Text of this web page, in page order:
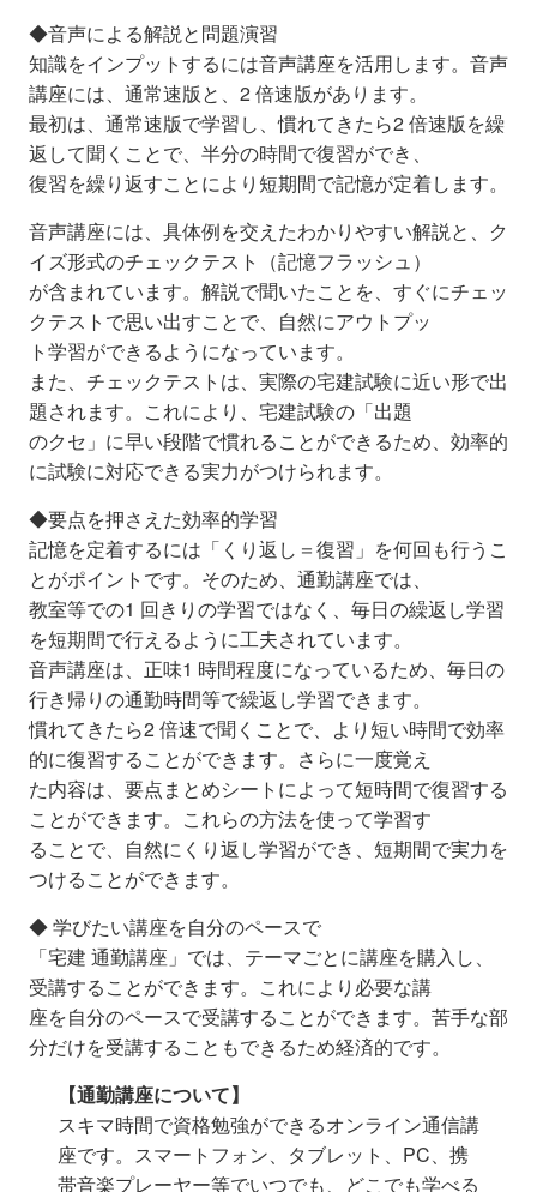
◆音声による解説と問題演習
知識をインプットするには音声講座を活用します。音声
講座には、通常速版と、2 倍速版があります。
最初は、通常速版で学習し、慣れてきたら2 倍速版を繰
返して聞くことで、半分の時間で復習ができ、
復習を繰り返すことにより短期間で記憶が定着します。
音声講座には、具体例を交えたわかりやすい解説と、ク
イズ形式のチェックテスト（記憶フラッシュ）
が含まれています。解説で聞いたことを、すぐにチェッ
クテストで思い出すことで、自然にアウトプッ
ト学習ができるようになっています。
また、チェックテストは、実際の宅建試験に近い形で出
題されます。これにより、宅建試験の「出題
のクセ」に早い段階で慣れることができるため、効率的
に試験に対応できる実力がつけられます。
◆要点を押さえた効率的学習
記憶を定着するには「くり返し＝復習」を何回も行うこ
とがポイントです。そのため、通勤講座では、
教室等での1 回きりの学習ではなく、毎日の繰返し学習
を短期間で行えるように工夫されています。
音声講座は、正味1 時間程度になっているため、毎日の
行き帰りの通勤時間等で繰返し学習できます。
慣れてきたら2 倍速で聞くことで、より短い時間で効率
的に復習することができます。さらに一度覚え
た内容は、要点まとめシートによって短時間で復習する
ことができます。これらの方法を使って学習す
ることで、自然にくり返し学習ができ、短期間で実力を
つけることができます。
◆ 学びたい講座を自分のペースで
「宅建 通勤講座」では、テーマごとに講座を購入し、
受講することができます。これにより必要な講
座を自分のペースで受講することができます。苦手な部
分だけを受講することもできるため経済的です。
【通勤講座について】
スキマ時間で資格勉強ができるオンライン通信講
座です。スマートフォン、タブレット、PC、携
帯音楽プレーヤー等でいつでも、どこでも学べる